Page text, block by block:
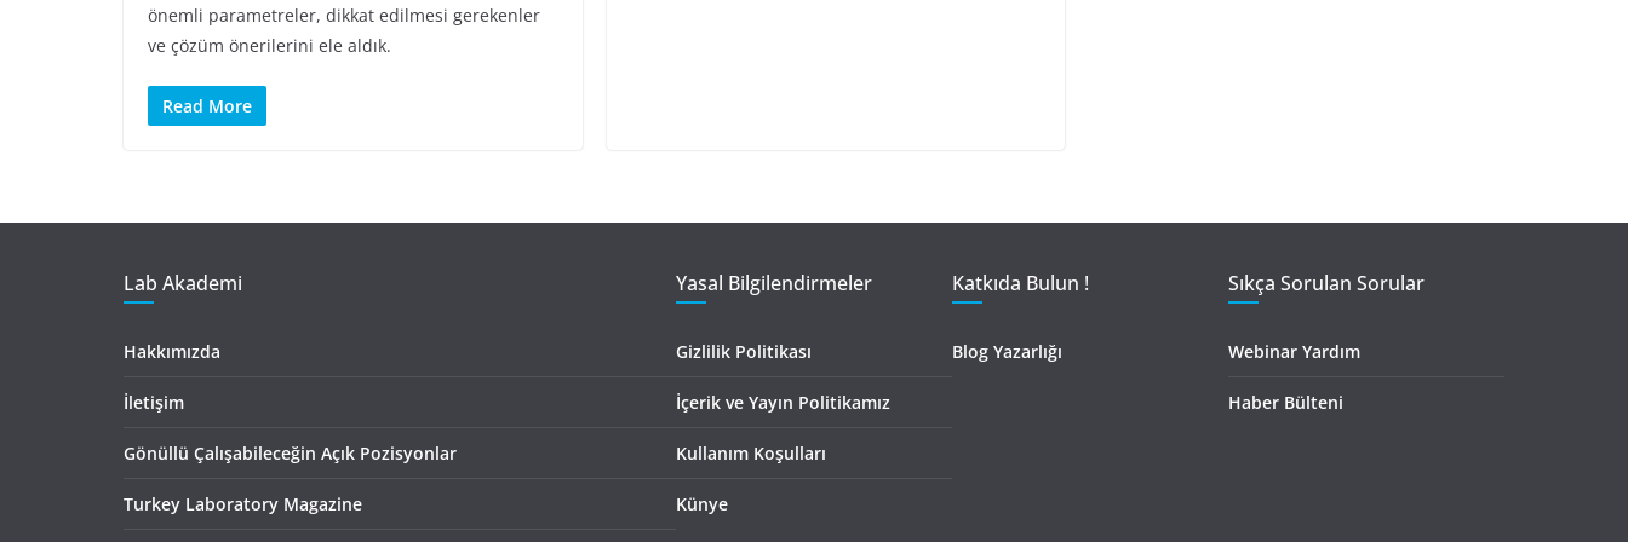
önemli parametreler, dikkat edilmesi gerekenler
ve çözüm önerilerini ele aldık.
Read More
Lab Akademi
Hakkımızda
İletişim
Gönüllü Çalışabileceğin Açık Pozisyonlar
Turkey Laboratory Magazine
Yasal Bilgilendirmeler
Gizlilik Politikası
İçerik ve Yayın Politikamız
Kullanım Koşulları
Künye
Katkıda Bulun !
Blog Yazarlığı
Sıkça Sorulan Sorular
Webinar Yardım
Haber Bülteni